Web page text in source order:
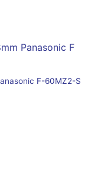
F-60MZ2-S